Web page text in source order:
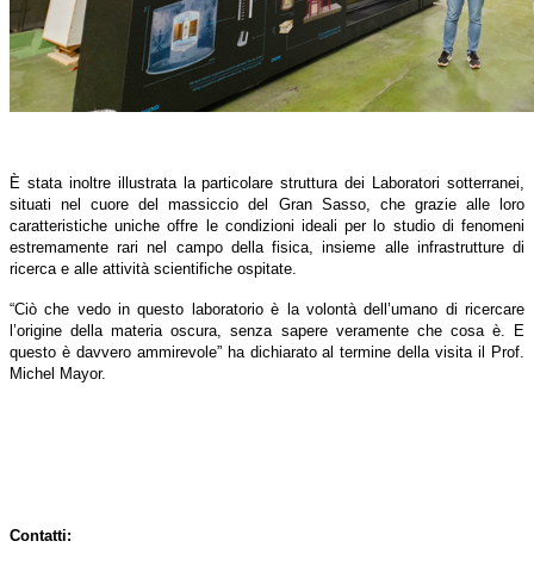
È stata inoltre illustrata la particolare struttura dei Laboratori sotterranei,
situati nel cuore del massiccio del Gran Sasso, che grazie alle loro
caratteristiche uniche offre le condizioni ideali per lo studio di fenomeni
estremamente rari nel campo della fisica, insieme alle infrastrutture di
ricerca e alle attività scientifiche ospitate.
“Ciò che vedo in questo laboratorio è la volontà dell’umano di ricercare
l’origine della materia oscura, senza sapere veramente che cosa è. E
questo è davvero ammirevole” ha dichiarato al termine della visita il Prof.
Michel Mayor.
Contatti: